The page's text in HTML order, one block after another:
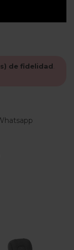
de fidelidad